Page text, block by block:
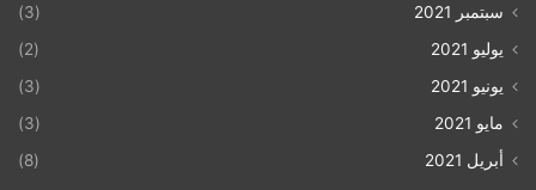
سبتمبر 2021
(3)
يوليو 2021
(2)
يونيو 2021
(3)
مايو 2021
(3)
أبريل 2021
(8)